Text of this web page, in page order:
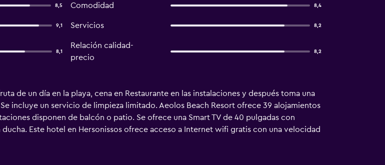
8,5 Comodidad 8,4
9,1 Servicios 8,2
8,1
Relación calidad-
precio
8,2
de un día en la playa, cena en Restaurante en las instalaciones y después toma una
incluye un servicio de limpieza limitado. Aeolos Beach Resort ofrece 39 alojamientos
disponen de balcón o patio. Se ofrece una Smart TV de 40 pulgadas con
Este hotel en Hersonissos ofrece acceso a Internet wifi gratis con una velocidad
entre semana. En el alojamiento hay 2 piscinas al aire libre además de piscina infantil.
acuático.